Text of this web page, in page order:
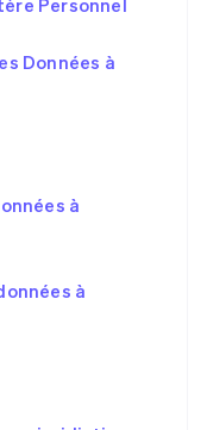
Personnel
Données à
à
à